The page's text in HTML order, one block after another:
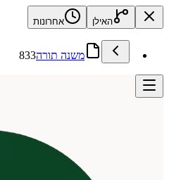
האילן אחרונות
משנה תורה833